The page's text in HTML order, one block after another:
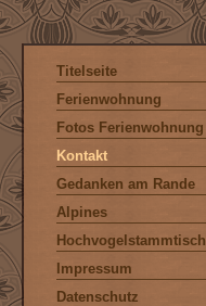
Titelseite
Ferienwohnung
Fotos Ferienwohnung
Kontakt
Gedanken am Rande
Alpines
Hochvogelstammtisch
Impressum
Datenschutz